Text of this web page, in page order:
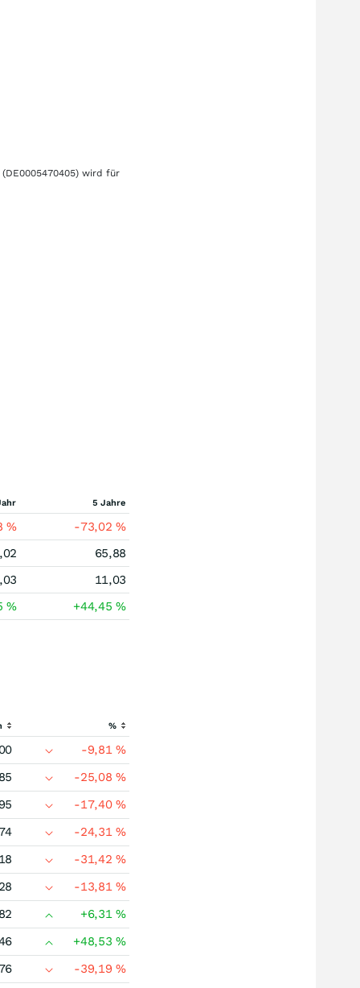
(DE0005470405) wird für
5 Jahre
% -73,02%
65,88
11,03
% +44,45%
%
-9,81%
-25,08%
-17,40%
-24,31%
-31,42%
-13,81%
+6,31%
+48,53%
-39,19%